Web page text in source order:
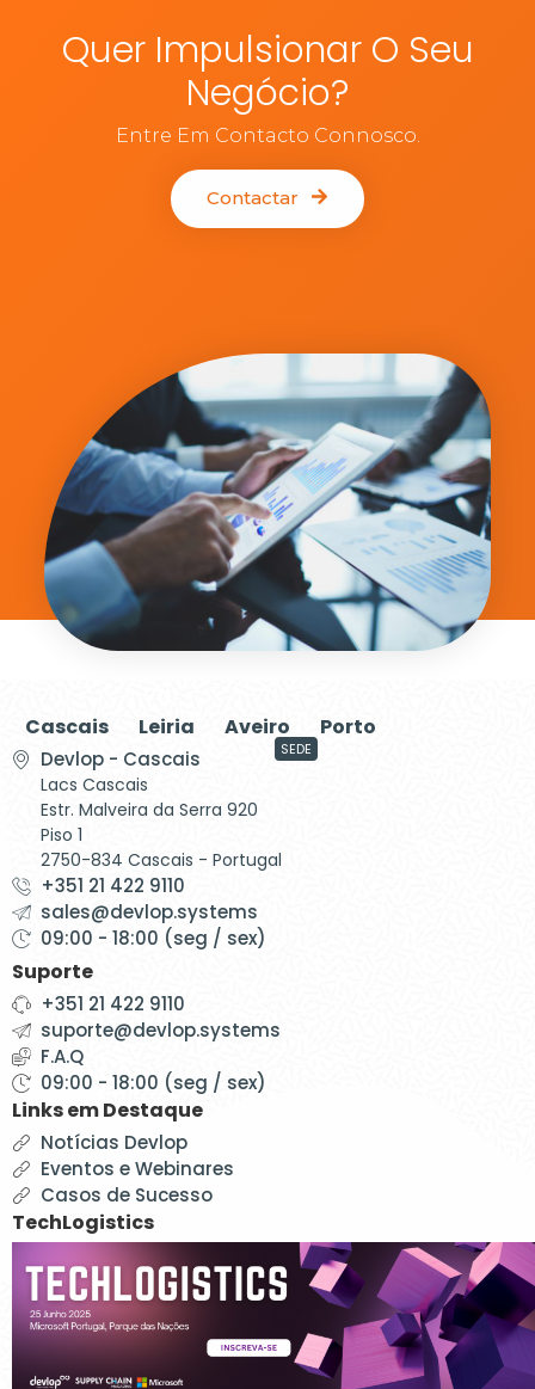
Quer Impulsionar O Seu
Negócio?
Entre Em Contacto Connosco.
Contactar
Cascais Leiria Aveiro Porto
Devlop - Cascais
Lacs Cascais
Estr. Malveira da Serra 920
Piso 1
2750-834 Cascais - Portugal
SEDE
+351 21 422 9110
sales@devlop.systems
09:00 - 18:00 (seg / sex)
Suporte
+351 21 422 9110
suporte@devlop.systems
F.A.Q
09:00 - 18:00 (seg / sex)
Links em Destaque
Notícias Devlop
Eventos e Webinares
Casos de Sucesso
TechLogistics